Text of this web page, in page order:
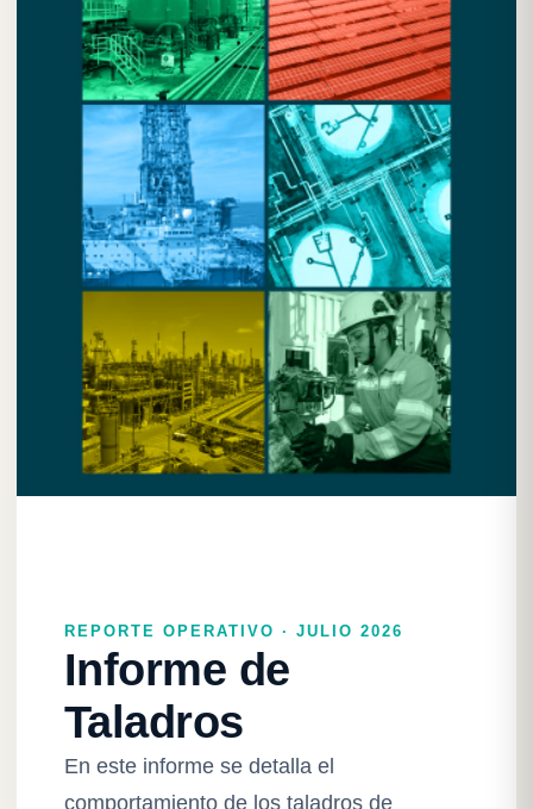
REPORTE OPERATIVO · JULIO 2026
Informe de
Taladros
En este informe se detalla el
comportamiento de los taladros de